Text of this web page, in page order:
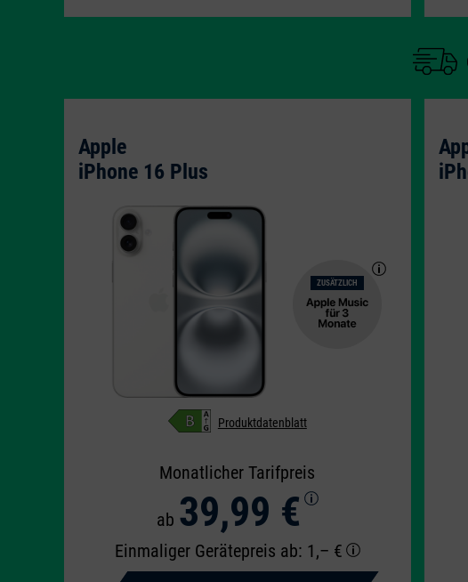
Apple
iPhone 16 Plus
ZUSÄTZLICH
Produktdatenblatt
Monatlicher Tarifpreis
ab 39,99 €
Einmaliger Gerätepreis ab: 1,– €